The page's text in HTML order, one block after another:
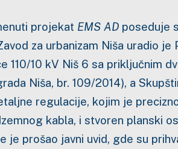
projekat EMS ADposeduje
za urbanizam Niša uradio
110/10 kV Niš 6 sa priključnim
Niša, br. 109/2014), a
regulacije, kojim je
kabla, i stvoren planski
je prošao javni uvid, gde su